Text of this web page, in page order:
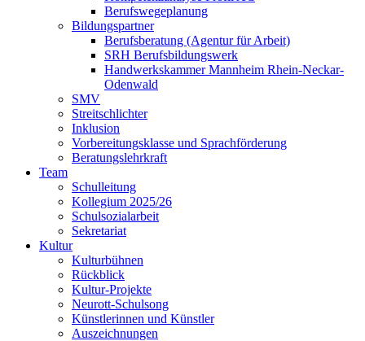
Berufswegeplanung
Bildungspartner
Berufsberatung (Agentur für Arbeit)
SRH Berufsbildungswerk
Handwerkskammer Mannheim Rhein-Neckar-
Odenwald
SMV
Streitschlichter
Inklusion
Vorbereitungsklasse und Sprachförderung
Beratungslehrkraft
Team
Schulleitung
Kollegium 2025/26
Schulsozialarbeit
Sekretariat
Kultur
Kulturbühnen
Rückblick
Kultur-Projekte
Neurott-Schulsong
Künstlerinnen und Künstler
Auszeichnungen